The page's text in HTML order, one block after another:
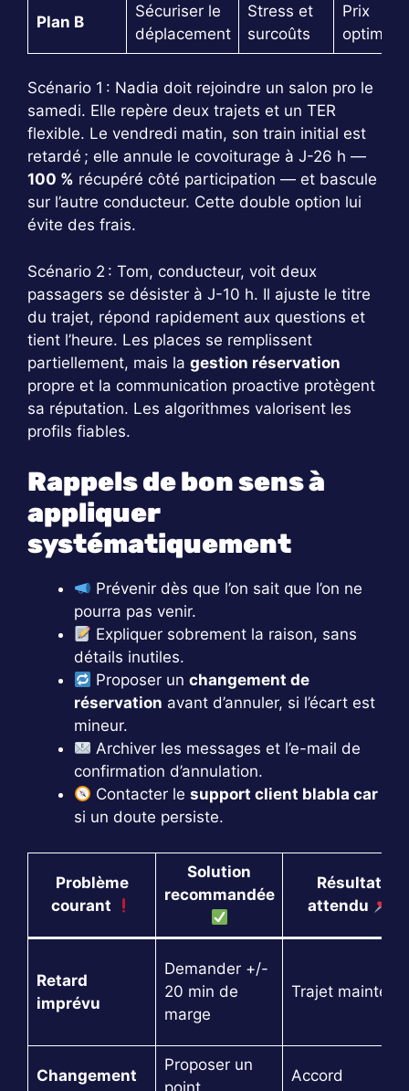
Plan B
Sécuriser le
déplacement
Stress et
surcoûts
Prix
optimisé
Scénario 1 : Nadia doit rejoindre un salon pro le
samedi. Elle repère deux trajets et un TER
flexible. Le vendredi matin, son train initial est
retardé ; elle annule le covoiturage à J-26 h —
100 % récupéré côté participation — et bascule
sur l’autre conducteur. Cette double option lui
évite des frais.
Scénario 2 : Tom, conducteur, voit deux
passagers se désister à J-10 h. Il ajuste le titre
du trajet, répond rapidement aux questions et
tient l’heure. Les places se remplissent
partiellement, mais la gestion réservation
propre et la communication proactive protègent
sa réputation. Les algorithmes valorisent les
profils fiables.
Rappels de bon sens à
appliquer
systématiquement
Prévenir dès que l’on sait que l’on ne
pourra pas venir.
Expliquer sobrement la raison, sans
détails inutiles.
Proposer unchangement de
réservation avant d’annuler, si l’écart est
mineur.
Archiver les messages et l’e-mail de
confirmation d’annulation.
Contacter lesupport client blabla car
si un doute persiste.
Problème
courant
Solution
recommandée
Résultat
attendu
Retard
imprévu
Demander +/-
20 min de
marge
Trajet maintenu
Changement
Proposer un
point
Accord